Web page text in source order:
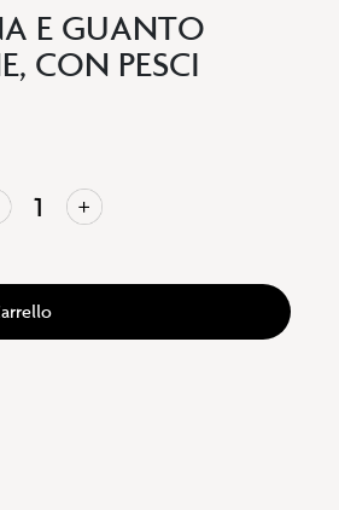
E GUANTO
CON PESCI